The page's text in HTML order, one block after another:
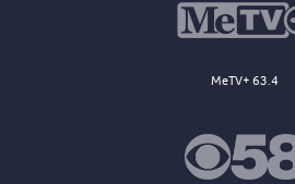
MeTV+ 63.4